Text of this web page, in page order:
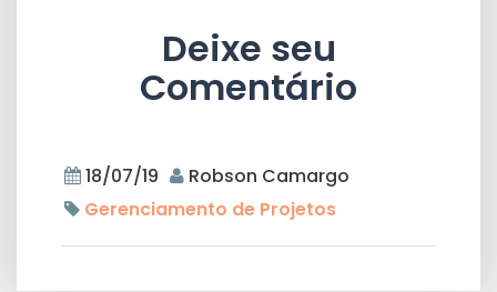
Deixe seu
Comentário
18/07/19
Robson Camargo
Gerenciamento de Projetos